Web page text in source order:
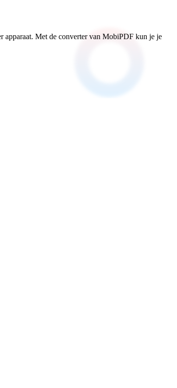
apparaat. Met de converter van MobiPDF kun je je